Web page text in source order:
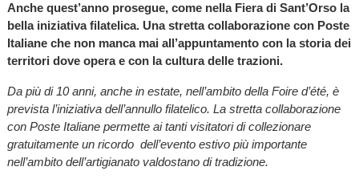
Anche quest’anno prosegue, come nella Fiera di Sant’Orso la
bella iniziativa filatelica. Una stretta collaborazione con Poste
Italiane che non manca mai all’appuntamento con la storia dei
territori dove opera e con la cultura delle trazioni.
Da più di 10 anni, anche in estate, nell’ambito della Foire d’été, è
prevista l’iniziativa dell’annullo filatelico. La stretta collaborazione
con Poste Italiane permette ai tanti visitatori di collezionare
gratuitamente un ricordo dell’evento estivo più importante
nell’ambito dell’artigianato valdostano di tradizione.